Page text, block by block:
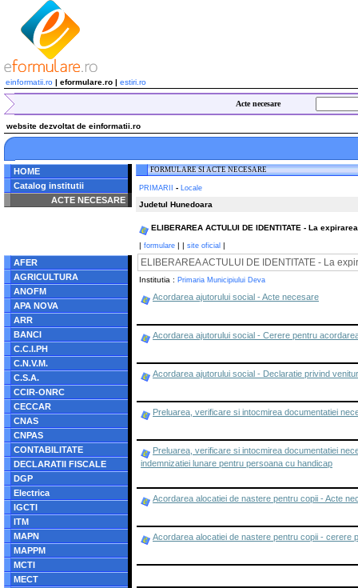
einformatii.ro | eformulare.ro | estiri.ro
Acte necesare
website dezvoltat de einformatii.ro
HOME
Catalog institutii
ACTE NECESARE
/home/eformulare.ro/public_html/navigare/stanga.php
AFER
AGRICULTURA
ANOFM
APA NOVA
ARR
BANCI
C.C.I.PH
C.N.V.M.
C.S.A.
CCIR-ONRC
CECCAR
CNAS
CNPAS
CONTABILITATE
DECLARATII FISCALE
DGP
Electrica
IGCTI
ITM
MAPN
MAPPM
MCTI
MECT
FORMULARE SI ACTE NECESARE
PRIMARII - Locale
Judetul Hunedoara
ELIBERAREA ACTULUI DE IDENTITATE - La
| formulare | | site oficial |
ELIBERAREA ACTULUI DE IDENTITATE - La
Institutia : Primaria Municipiului Deva
Acordarea ajutorului social - Acte necesare
Acordarea ajutorului social - Cerere pentru
Acordarea ajutorului social - Declaratie privind
Preluarea, verificare si intocmirea documentatiei
Preluarea, verificare si intocmirea documentatiei
indemnizatiei lunare pentru persoana cu handicap
Acordarea alocatiei de nastere pentru copii - Acte
Acordarea alocatiei de nastere pentru copii - cerere